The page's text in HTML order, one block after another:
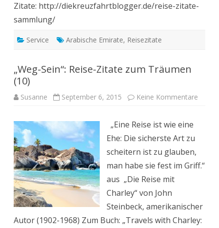
Zitate: http://diekreuzfahrtblogger.de/reise-zitate-
sammlung/
Service Arabische Emirate, Reisezitate
„Weg-Sein“: Reise-Zitate zum Träumen
(10)
Susanne September 6, 2015 Keine Kommentare
„Eine Reise ist wie eine
Ehe: Die sicherste Art zu
scheitern ist zu glauben,
man habe sie fest im Griff.“
aus „Die Reise mit
Charley“ von John
Steinbeck, amerikanischer
Autor (1902-1968) Zum Buch: „Travels with Charley: